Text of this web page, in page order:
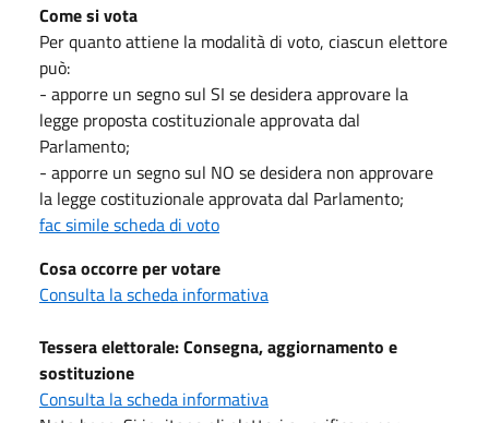
Come si vota
Per quanto attiene la modalità di voto, ciascun elettore
può:
- apporre un segno sul SI se desidera approvare la
legge proposta costituzionale approvata dal
Parlamento;
- apporre un segno sul NO se desidera non approvare
la legge costituzionale approvata dal Parlamento;
fac simile scheda di voto
Cosa occorre per votare
Consulta la scheda informativa
Tessera elettorale: Consegna, aggiornamento e
sostituzione
Consulta la scheda informativa